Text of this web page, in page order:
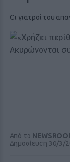
Οι γιατροί του
Από το
Δημοσίευση 30/3/